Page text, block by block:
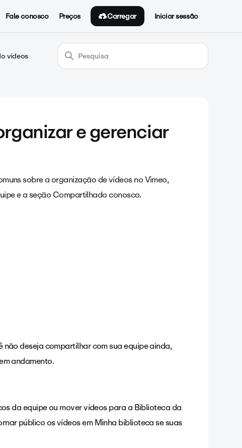
Fale conosco Preços Carregar Iniciar sessão
vídeos
e gerenciar
sobre a organização de vídeos no Vimeo,
e a seção Compartilhado conosco.
deseja compartilhar com sua equipe ainda,
andamento.
da equipe ou mover vídeos para a Biblioteca da
público os vídeos em Minha biblioteca se suas